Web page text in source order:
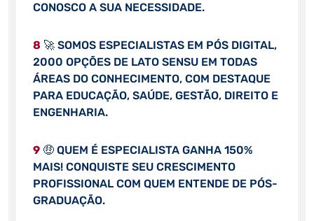
CONOSCO A SUA NECESSIDADE.
8 🚀 SOMOS ESPECIALISTAS EM PÓS DIGITAL,
2000 OPÇÕES DE LATO SENSU EM TODAS
ÁREAS DO CONHECIMENTO, COM DESTAQUE
PARA EDUCAÇÃO, SAÚDE, GESTÃO, DIREITO E
ENGENHARIA.
9🤑 QUEM É ESPECIALISTA GANHA 150%
MAIS! CONQUISTE SEU CRESCIMENTO
PROFISSIONAL COM QUEM ENTENDE DE PÓS-
GRADUAÇÃO.